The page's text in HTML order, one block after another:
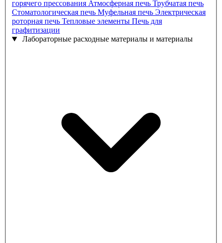
горячего прессования Атмосферная печь Трубчатая печь
Стоматологическая печь Муфельная печь Электрическая
роторная печь Тепловые элементы Печь для
графитизации
Лабораторные расходные материалы и материалы